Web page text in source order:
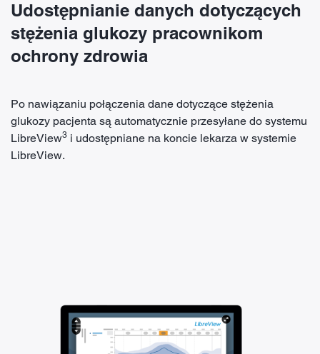
Udostępnianie danych dotyczących
stężenia glukozy pracownikom
ochrony zdrowia
Po nawiązaniu połączenia dane dotyczące stężenia
glukozy pacjenta są automatycznie przesyłane do systemu
LibreView3 i udostępniane na koncie lekarza w systemie
LibreView.